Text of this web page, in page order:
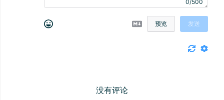
0/500
预览 发送
没有评论